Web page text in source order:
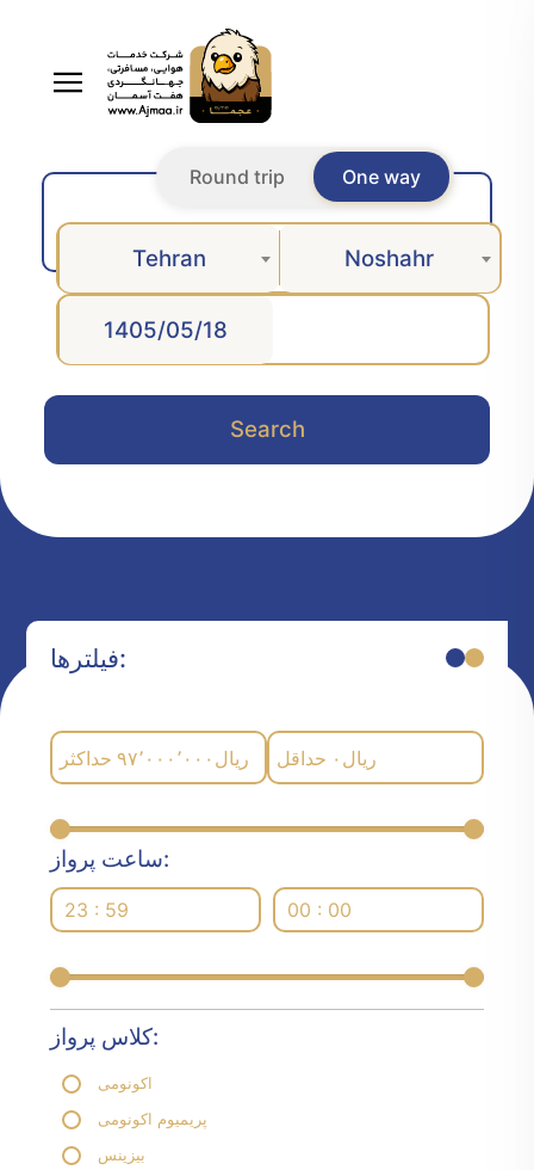
One way
Round trip
Tehran Noshahr
Search
فیلترها:
حداکثر ۹۷٬۰۰۰٬۰۰۰ ریال حداقل ۰ ریال
ساعت پرواز:
23 : 59 00 : 00
کلاس پرواز:
اکونومی
پریمیوم اکونومی
بیزینس